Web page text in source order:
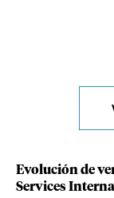
Evolución de
Services